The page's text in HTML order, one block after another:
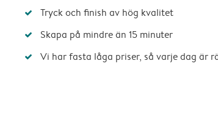
Tryck och finish av hög kvalitet
Skapa på mindre än 15 minuter
Vi har fasta låga priser, så varje dag är